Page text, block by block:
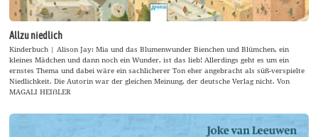
Allzu niedlich
Kinderbuch | Alison Jay: Mia und das Blumenwunder Bienchen und Blümchen, ein
kleines Mädchen und dann noch ein Wunder, ist das lieb! Allerdings geht es um ein
ernstes Thema und dabei wäre ein sachlicherer Ton eher angebracht als süß-verspielte
Niedlichkeit. Die Autorin war der gleichen Meinung, der deutsche Verlag nicht. Von
MAGALI HEIẞLER